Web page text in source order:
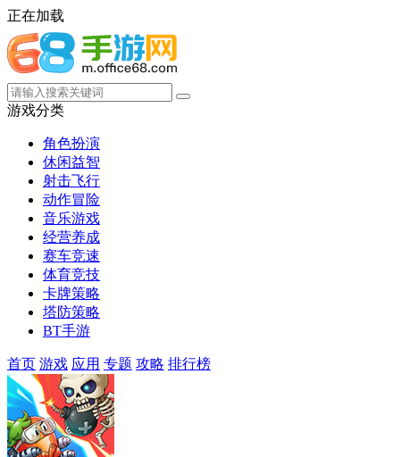
正在加载
游戏分类
角色扮演
休闲益智
射击飞行
动作冒险
音乐游戏
经营养成
赛车竞速
体育竞技
卡牌策略
塔防策略
BT手游
首页 游戏 应用 专题 攻略 排行榜